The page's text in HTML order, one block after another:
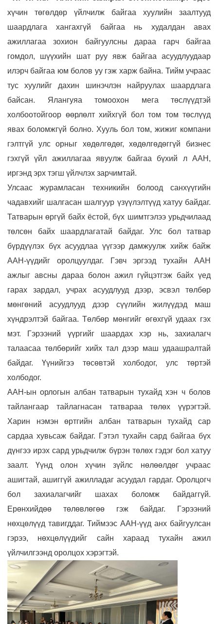
хүчин төгөлдөр үйлчилж байгаа хуулийн заалтууд
шаардлага хангахгүй байгаа нь худалдан авах
ажиллагаа зохион байгуулсны дараа гарч байгаа
гомдол, шүүхийн шат руу явж байгаа асуудлуудаар
илэрч байгаа юм болов уу гэж харж байна. Тийм учраас
тус хуулийг дахин шинэчлэн найруулах шаардлага
байсан. Ялангуяа томоохон мега төслүүдтэй
холбоотойгоор өөрлөлт хийхгүй бол том том төслүүд
явах боломжгүй болно. Хууль бол том, жижиг компани
гэлтгүй улс орныг хөдөлгөдөг, хөдөлгөдөггүй бизнес
гэхгүй үйл ажиллагаа явуулж байгаа бүхий л ААН,
иргэнд эрх тэгш үйлчлэх зарчимтай.
Улсаас журамласан техникийн болоод санхүүгийн
чадавхийг шалгасан шалгуур үзүүлэлтүүд хатуу байдаг.
Татварын өргүй байх ёстой, бүх шимтгэлээ урьдчилаад
төлсөн байх шаардлагатай байдаг. Улс бол татвар
бүрдүүлэх бүх асуудлаа үүгээр дамжуулж хийж байж
ААН-үүдийг оролцуулдаг. Гэвч эргээд тухайн ААН
ажлыг авсны дараа болон ажил гүйцэтгэж байх үед
гарах зардал, учрах асуудлууд дээр, эсвэл төлбөр
мөнгөний асуудлууд дээр сүүлийн жилүүдэд маш
хүндрэлтэй байгаа. Төлбөр мөнгийг өгөхгүй удаах гэх
мэт. Гэрээний үүргийг шаардах хэр нь, захиалагч
талаасаа төлбөрийг хийх тал дээр маш удаашралтай
байдаг. Үүнийгээ төсөвтэй холбодог, улс төртэй
холбодог.
ААН-ын орлогын албан татварын тухайд хэн ч болов
тайлангаар тайлагнасан татвараа төлөх үүрэгтэй.
Харин нэмэн өртгийн албан татварын тухайд сар
сардаа хувьсаж байдаг. Гэтэл тухайн сард байгаа бүх
дүнгээ ирэх сард урьдчилж бүрэн төлөх гэдэг бол хатуу
заалт. Үүнд олон хүчин зүйлс нөлөөлдөг учраас
ашигтай, ашиггүй ажилладаг асуудал гардаг. Оролцогч
бол захиалагчийг шахах боломж байдаггүй.
Ерөнхийдөө төлөвлөгөө гэж байдаг. Гэрээний
нөхцөлүүд тавигддаг. Тиймээс ААН-үүд анх байгуулсан
гэрээ, нөхцөлүүдийг сайн хараад тухайн ажил
үйлчилгээнд оролцох хэрэгтэй.